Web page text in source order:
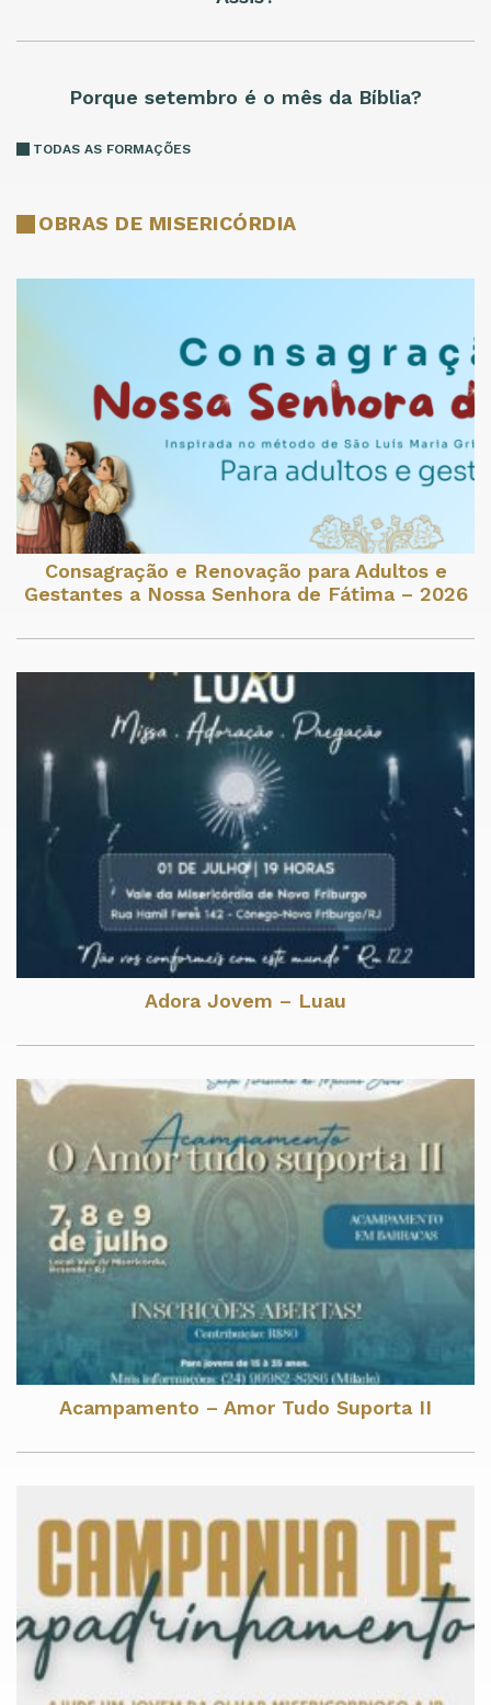
Porque setembro é o mês da Bíblia?
TODAS AS FORMAÇÕES
OBRAS DE MISERICÓRDIA
Consagração e Renovação para Adultos e
Gestantes a Nossa Senhora de Fátima – 2026
Adora Jovem – Luau
Acampamento – Amor Tudo Suporta II